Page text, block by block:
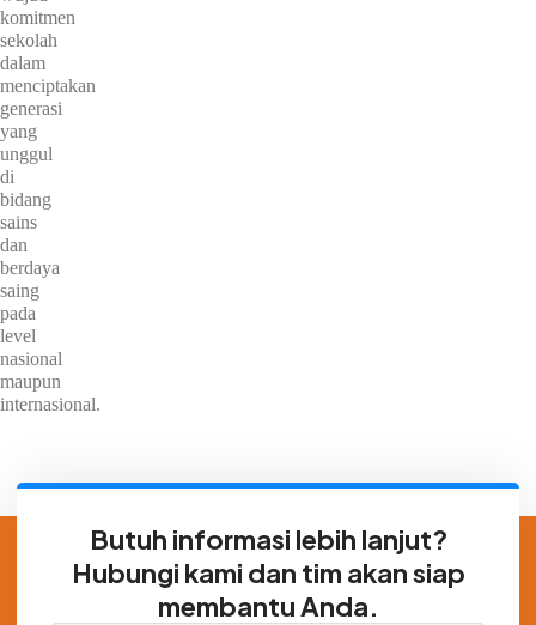
komitmen
sekolah
dalam
menciptakan
generasi
yang
unggul
di
bidang
sains
dan
berdaya
saing
pada
level
nasional
maupun
internasional.
Butuh informasi lebih lanjut?
Hubungi kami dan tim akan siap
membantu Anda.